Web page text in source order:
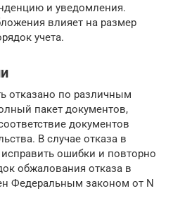
и уведомления.
влияет на размер
учета.
отказано по различным
пакет документов,
документов
В случае отказа в
ошибки и повторно
обжалования отказа в
Федеральным законом от N